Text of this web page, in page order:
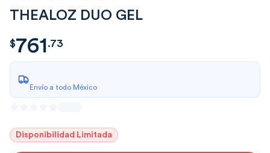
THEALOZ DUO GEL
$761.73
$761.73
Envío a todo México
Disponibilidad Limitada